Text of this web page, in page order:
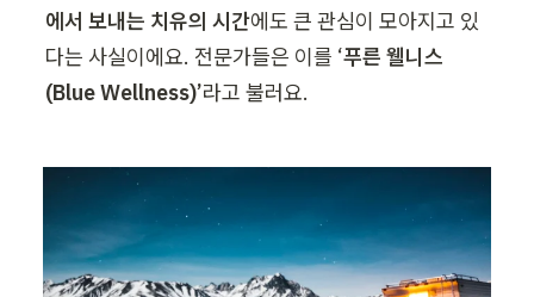
에서 보내는 치유의 시간에도 큰 관심이 모아지고 있
다는 사실이에요. 전문가들은 이를 ‘푸른 웰니스
(Blue Wellness)’라고 불러요.